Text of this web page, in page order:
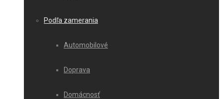
Podľa zamerania
Automobilové
Doprava
Domácnosť